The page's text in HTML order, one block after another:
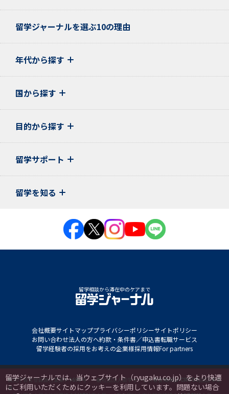
留学ジャーナルでは、当ウェブサイト（ryugaku.co.jp）をより快適
にご利用いただくためにクッキーを利用しています。 問題ない場合
留学ジャーナルを選ぶ10の理由
年代から探す
国から探す
目的から探す
留学サポート
留学を知る
留学相談から滞在中のケアまで
会社概要サイトマッププライバシーポリシーサイトポリシー
お問い合わせ法人の方へ約款・条件書／申込書転職サービス
留学経験者の採用をお考えの企業様採用情報For partners
観光庁長官登録旅行業第1-1695号 一般社団法人留学サービス審査機構(J-CROSS)認証事業
者